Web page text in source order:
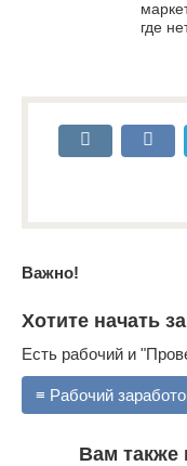
где
Важно!
Хотите начать
Есть рабочий и
≡ Рабочий
Вам также